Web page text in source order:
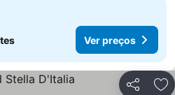
Ver preços
Partilhar